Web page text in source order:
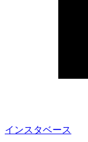
インスタベース